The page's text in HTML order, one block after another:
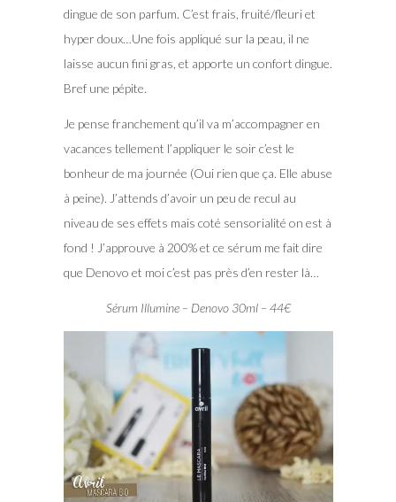
dingue de son parfum. C’est frais, fruité/fleuri et
hyper doux…Une fois appliqué sur la peau, il ne
laisse aucun fini gras, et apporte un confort dingue.
Bref une pépite.
Je pense franchement qu’il va m’accompagner en
vacances tellement l’appliquer le soir c’est le
bonheur de ma journée (Oui rien que ça. Elle abuse
à peine). J’attends d’avoir un peu de recul au
niveau de ses effets mais coté sensorialité on est à
fond ! J’approuve à 200% et ce sérum me fait dire
que Denovo et moi c’est pas près d’en rester là…
Sérum Illumine – Denovo 30ml – 44€